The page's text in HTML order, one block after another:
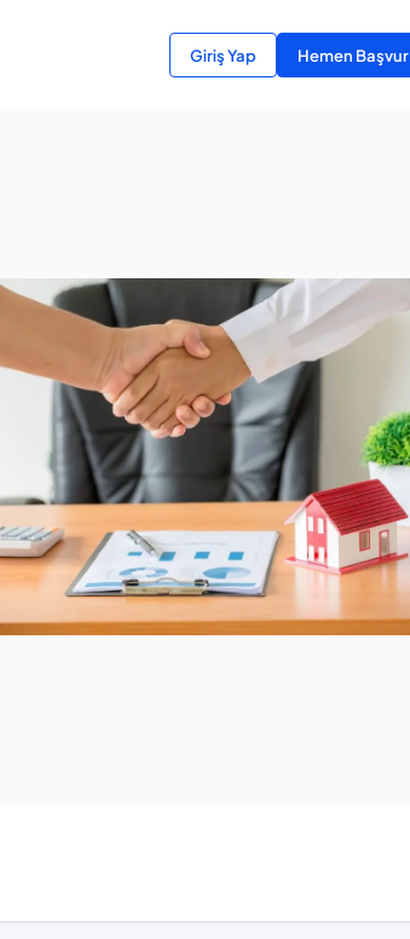
Giriş Yap Hemen Başvur